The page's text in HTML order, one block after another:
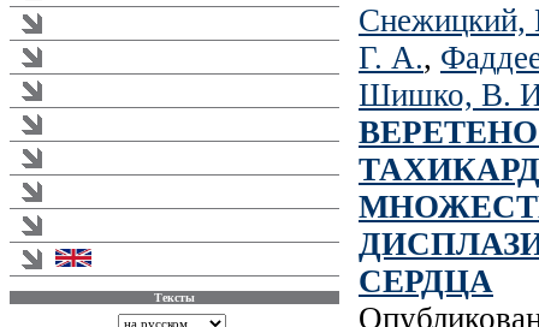
Тексты
Г. А.,
Шишко, В.
СЕРДЦА